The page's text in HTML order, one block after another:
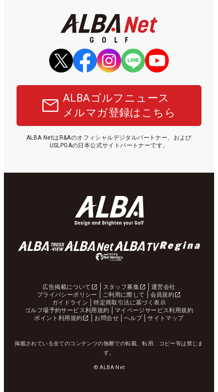
ALBAゴルフニュース
メルマガ登録はこちら
ALBA NetはR&Aのオフィシャルデジタルパートナー、および
USLPGAの日本公式サイトパートナーです。
広告掲載について スタッフ募集
運営会社
プライバシーポリシー
ご利用に際して
会員規約
ガイドライン
特定商取引法に基づく表示
ゴルフ場予約サービス利用規約
マイページサービス利用規約
ポイント利用規約
お問合せ ヘルプ サイトマップ
掲載されている全てのコンテンツの無断での転載、転用、コピー等は禁じま
す。
© ALBA Net